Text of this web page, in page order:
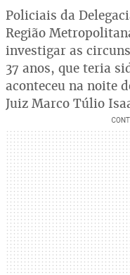
Policiais da
Região
investigar as
37 anos, que teria
aconteceu na noite
Juiz Marco Túlio